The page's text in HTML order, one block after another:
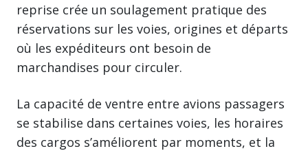
reprise crée un soulagement pratique des
réservations sur les voies, origines et départs
où les expéditeurs ont besoin de
marchandises pour circuler.
La capacité de ventre entre avions passagers
se stabilise dans certaines voies, les horaires
des cargos s’améliorent par moments, et la